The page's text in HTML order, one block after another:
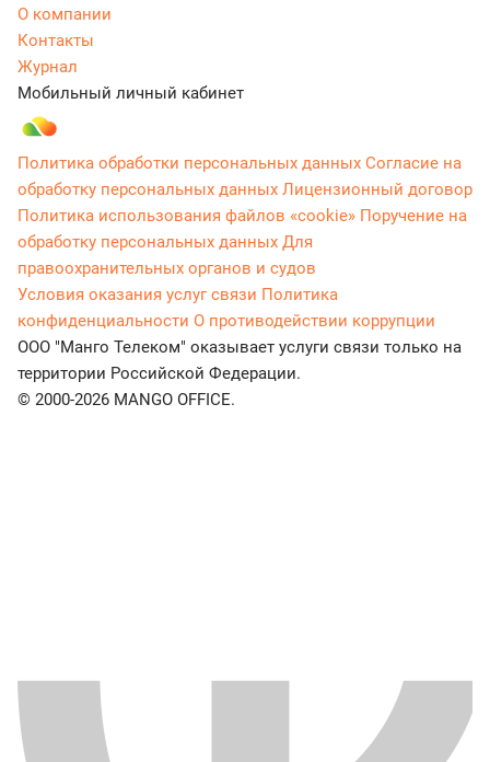
О компании
Контакты
Журнал
Мобильный личный кабинет
Политика обработки персональных данных Согласие на
обработку персональных данных Лицензионный договор
Политика использования файлов «cookie» Поручение на
обработку персональных данных Для
правоохранительных органов и судов
Условия оказания услуг связи Политика
конфиденциальности О противодействии коррупции
ООО "Манго Телеком" оказывает услуги связи только на
территории Российской Федерации.
© 2000-2026 MANGO OFFICE.